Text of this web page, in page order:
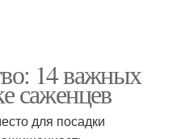
14 важных
саженцев
для посадки